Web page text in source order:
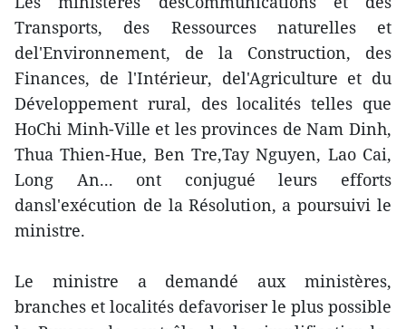
Transports, des Ressources naturelles et
del'Environnement, de la Construction, des
Finances, de l'Intérieur, del'Agriculture et du
Développement rural, des localités telles que
HoChi Minh-Ville et les provinces de Nam Dinh,
Thua Thien-Hue, Ben Tre,Tay Nguyen, Lao Cai,
Long An... ont conjugué leurs efforts
dansl'exécution de la Résolution, a poursuivi le
ministre.
Le ministre a demandé aux ministères,
branches et localités defavoriser le plus possible